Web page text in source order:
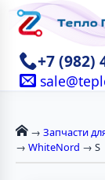
+7 (982)
→ Запчасти
→ WhiteNord → S